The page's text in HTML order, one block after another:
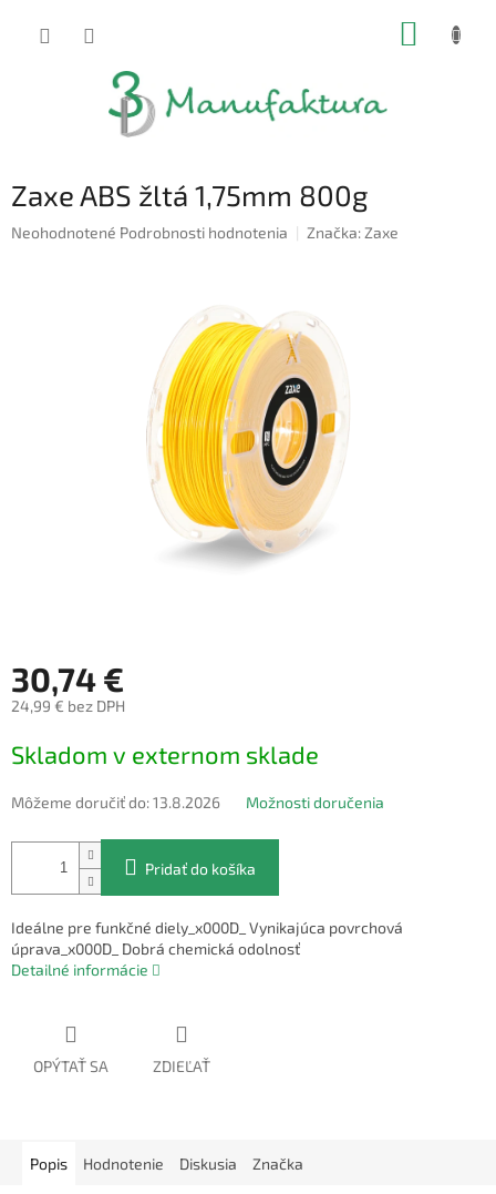
Zaxe ABS žltá 1,75mm 800g
Priemerné
Neohodnotené Podrobnosti hodnotenia Značka:Zaxe
30,74 €
24,99 € bez DPH
cena:
Skladom v externom sklade
Môžeme doručiť do:13.8.2026 Možnosti doručenia
Pridať do košíka
Ideálne pre funkčné diely_x000D_ Vynikajúca povrchová
úprava_x000D_ Dobrá chemická odolnosť
Detailné informácie
OPÝTAŤ SA ZDIEĽAŤ
Popis Hodnotenie Diskusia Značka